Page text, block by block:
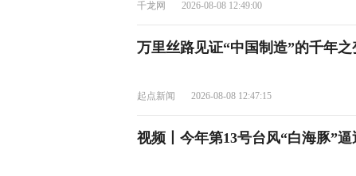
千龙网 2026-08-08 12:49:00
万里丝路见证“中国制造”的千年之
起点新闻 2026-08-08 12:47:15
视频丨今年第13号台风“白海豚”